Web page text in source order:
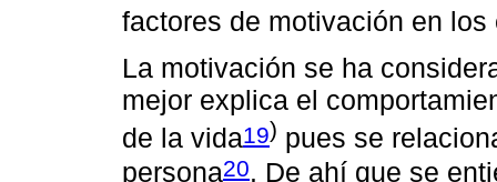
factores de motivación en los
La motivación se ha
mejor explica el
de la vida19) pues se
persona20. De ahí que se